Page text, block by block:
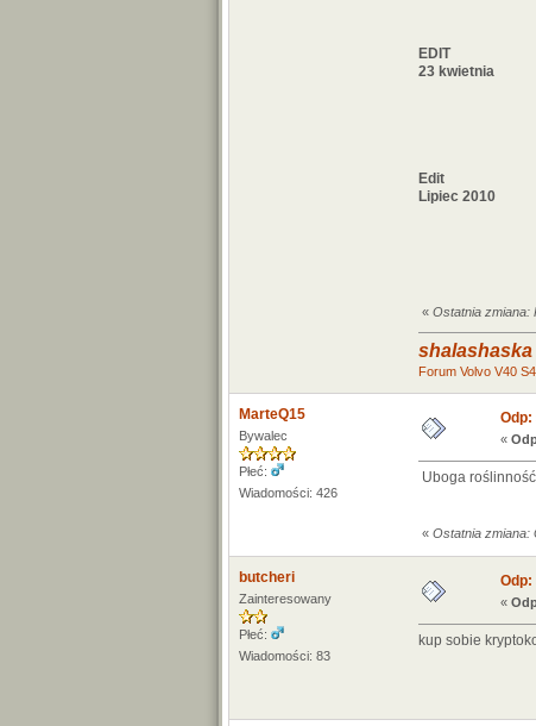
EDIT
23 kwietnia
Edit
Lipiec 2010
« Ostatnia zmiana:
Forum Volvo V40
MarteQ15
Bywalec
Płeć:
Wiadomości: 426
Odp:
«
Uboga
« Ostatnia zmiana:
butcheri
Zainteresowany
Płeć:
Wiadomości: 83
Odp:
«
kup sobie